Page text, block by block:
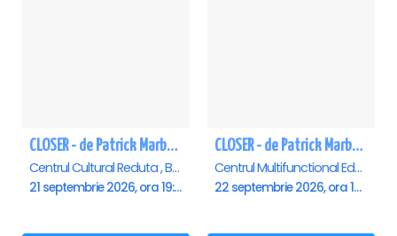
CLOSER - de Patrick Marber - Premiera - Brasov
Centrul Cultural Reduta , Brasov
21 septembrie 2026, ora 19:00
CLOSER - de Patrick Marber - Premiera - Constanta
Centrul Multifunctional Educativ pentru Tineret Jean Constantin, Constanta
22 septembrie 2026, ora 19:00